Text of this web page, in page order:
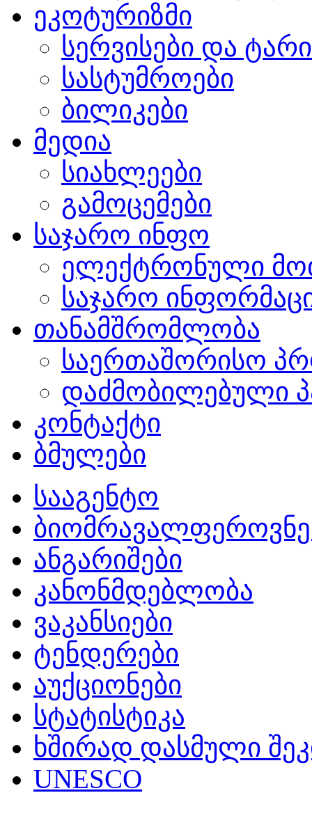
ეკოტურიზმი
სერვისები და
სასტუმროები
ბილიკები
მედია
სიახლეები
გამოცემები
საჯარო ინფო
ელექტრონული
საჯარო
თანამშრომლობა
საერთაშორისო
დაძმობილებული
კონტაქტი
ბმულები
სააგენტო
ანგარიშები
კანონმდებლობა
ვაკანსიები
ტენდერები
აუქციონები
სტატისტიკა
ხშირად დასმული
UNESCO